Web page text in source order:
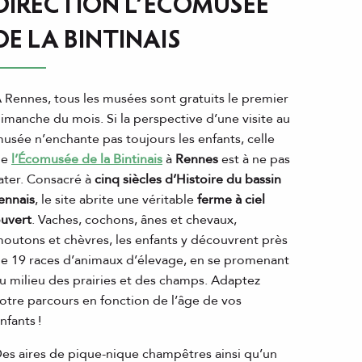
L’ÉCOMUSÉE
LA BINTINAIS
Rennes, tous les musées sont gratuits le premier
du mois. Si la perspective d’une visite au
n’enchante pas toujours les enfants, celle
l’Écomusée de la Bintinaisà Rennesest à ne pas
Consacré àcinq siècles d’Histoire du bassin
, le site abrite une véritableferme à ciel
. Vaches, cochons, ânes et chevaux,
et chèvres, les enfants y découvrent près
19 races d’animaux d’élevage, en se promenant
milieu des prairies et des champs. Adaptez
parcours en fonction de l’âge de vos
!
aires de pique-nique champêtres ainsi qu’un